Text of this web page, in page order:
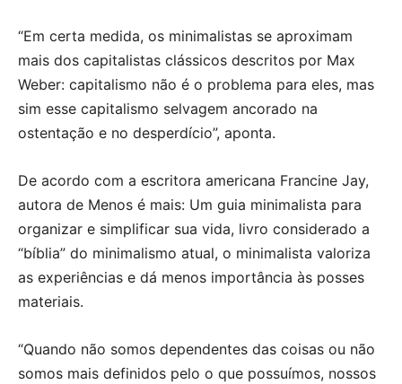
“Em certa medida, os minimalistas se aproximam
mais dos capitalistas clássicos descritos por Max
Weber: capitalismo não é o problema para eles, mas
sim esse capitalismo selvagem ancorado na
ostentação e no desperdício”, aponta.
De acordo com a escritora americana Francine Jay,
autora de Menos é mais: Um guia minimalista para
organizar e simplificar sua vida, livro considerado a
“bíblia” do minimalismo atual, o minimalista valoriza
as experiências e dá menos importância às posses
materiais.
“Quando não somos dependentes das coisas ou não
somos mais definidos pelo o que possuímos, nossos